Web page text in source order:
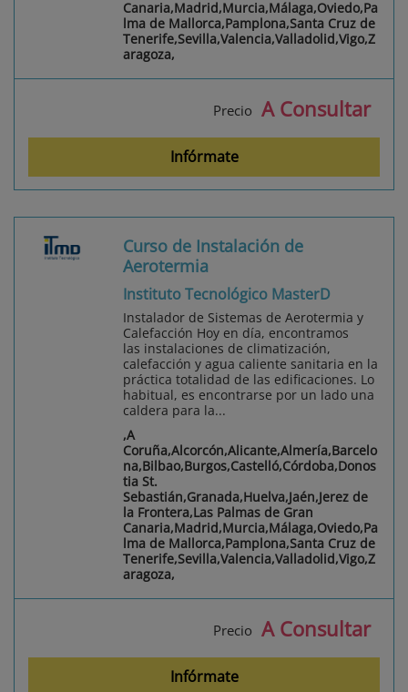
Canaria,Madrid,Murcia,Málaga,Oviedo,Pa
lma de Mallorca,Pamplona,Santa Cruz de
Tenerife,Sevilla,Valencia,Valladolid,Vigo,Z
aragoza,
Precio A Consultar
Infórmate
Curso de Instalación de
Aerotermia
Instituto Tecnológico MasterD
Instalador de Sistemas de Aerotermia y
Calefacción Hoy en día, encontramos
las instalaciones de climatización,
calefacción y agua caliente sanitaria en la
práctica totalidad de las edificaciones. Lo
habitual, es encontrarse por un lado una
caldera para la...
,A
Coruña,Alcorcón,Alicante,Almería,Barcelo
na,Bilbao,Burgos,Castelló,Córdoba,Donos
tia St.
Sebastián,Granada,Huelva,Jaén,Jerez de
la Frontera,Las Palmas de Gran
Canaria,Madrid,Murcia,Málaga,Oviedo,Pa
lma de Mallorca,Pamplona,Santa Cruz de
Tenerife,Sevilla,Valencia,Valladolid,Vigo,Z
aragoza,
Precio A Consultar
Infórmate